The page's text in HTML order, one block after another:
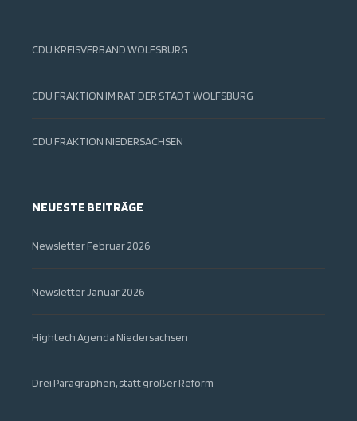
CDU KREISVERBAND WOLFSBURG
CDU FRAKTION IM RAT DER STADT WOLFSBURG
CDU FRAKTION NIEDERSACHSEN
NEUESTE BEITRÄGE
Newsletter Februar 2026
Newsletter Januar 2026
Hightech Agenda Niedersachsen
Drei Paragraphen, statt großer Reform